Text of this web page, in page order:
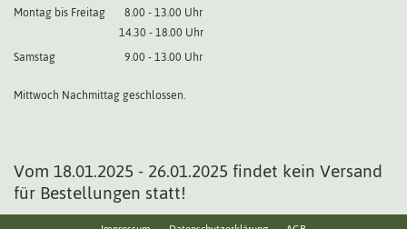
Montag bis Freitag
8.00 - 13.00 Uhr
14.30 - 18.00 Uhr
Samstag
9.00 - 13.00 Uhr
Mittwoch Nachmittag geschlossen.
Vom 18.01.2025 - 26.01.2025 findet kein Versand
für Bestellungen statt!